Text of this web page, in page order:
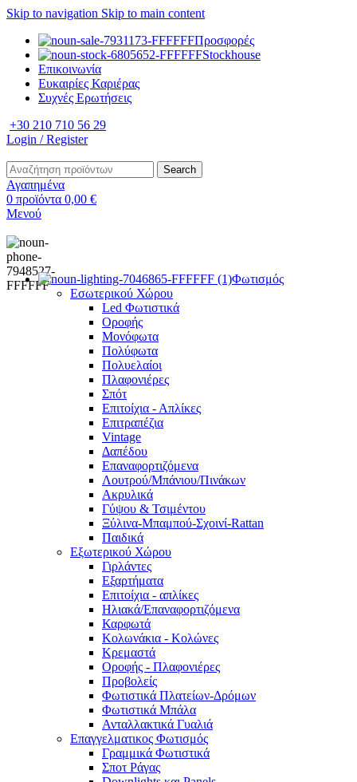
Skip to navigation Skip to main content
Προσφορές
Stockhouse
Επικοινωνία
Ευκαιρίες Καριέρας
Συχνές Ερωτήσεις
+30 210 710 56 29
Login / Register
Search
Αγαπημένα
0 προϊόντα 0,00 €
Μενού
Φωτισμός
Εσωτερικού Χώρου
Led Φωτιστικά
Οροφής
Μονόφωτα
Πολύφωτα
Πολυελαίοι
Πλαφονιέρες
Σπότ
Επιτοίχια - Απλίκες
Επιτραπέζια
Vintage
Δαπέδου
Επαναφορτιζόμενα
Λουτρού/Μπάνιου/Πινάκων
Ακρυλικά
Γύψου & Τσιμέντου
Ξύλινα-Μπαμπού-Σχοινί-Rattan
Παιδικά
Εξωτερικού Χώρου
Γιρλάντες
Εξαρτήματα
Επιτοίχια - απλίκες
Ηλιακά/Επαναφορτιζόμενα
Καρφωτά
Κολωνάκια - Κολώνες
Κρεμαστά
Οροφής - Πλαφονιέρες
Προβολείς
Φωτιστικά Πλατείων-Δρόμων
Φωτιστικά Μπάλα
Ανταλλακτικά Γυαλιά
Επαγγελματικος Φωτισμός
Γραμμικά Φωτιστικά
Σποτ Ράγας